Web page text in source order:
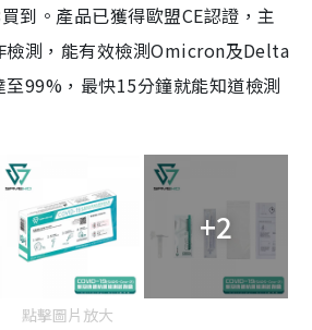
到。產品已獲得歐盟CE認證，主
檢測，能有效檢測Omicron及Delta
99%，最快15分鐘就能知道檢測
+2
點擊圖片放大